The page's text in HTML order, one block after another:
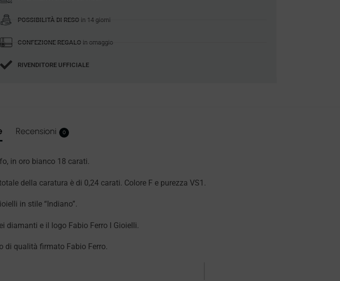
POSSIBILITÀ DI RESO in 14 giorni
CONFEZIONE REGALO in omaggio
RIVENDITORE UFFICIALE
Recensioni 0
in oro bianco 18 carati.
della caratura è di 0,24 carati. Colore F e purezza VS1.
in stile “Indiano”.
diamanti e il logo Fabio Ferro I Gioielli.
di qualità firmato Fabio Ferro.